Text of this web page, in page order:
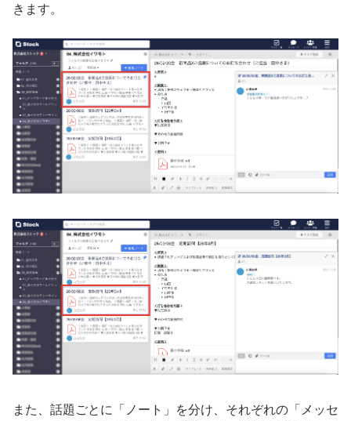
きます。
また、話題ごとに「ノート」を分け、それぞれの「メッセ